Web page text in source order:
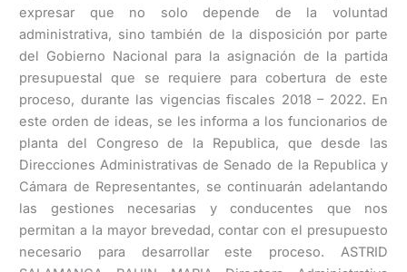
expresar que no solo depende de la voluntad
administrativa, sino también de la disposición por parte
del Gobierno Nacional para la asignación de la partida
presupuestal que se requiere para cobertura de este
proceso, durante las vigencias fiscales 2018 – 2022. En
este orden de ideas, se les informa a los funcionarios de
planta del Congreso de la Republica, que desde las
Direcciones Administrativas de Senado de la Republica y
Cámara de Representantes, se continuarán adelantando
las gestiones necesarias y conducentes que nos
permitan a la mayor brevedad, contar con el presupuesto
necesario para desarrollar este proceso. ASTRID